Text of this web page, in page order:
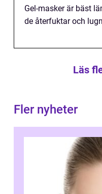
Gel-masker är bäst
de återfuktar och
Läs
Fler nyheter